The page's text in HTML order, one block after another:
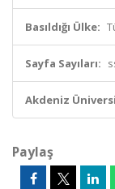
Basıldığı Ülke:
Sayfa Sayıları:
Akdeniz
Paylaş